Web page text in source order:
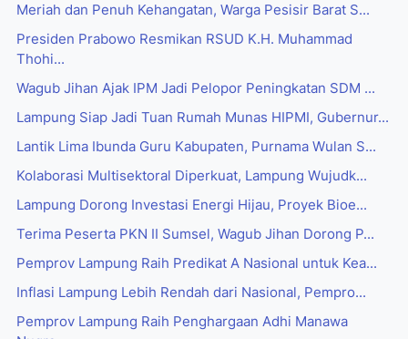
Meriah dan Penuh Kehangatan, Warga Pesisir Barat S...
Presiden Prabowo Resmikan RSUD K.H. Muhammad
Thohi...
Wagub Jihan Ajak IPM Jadi Pelopor Peningkatan SDM ...
Lampung Siap Jadi Tuan Rumah Munas HIPMI, Gubernur...
Lantik Lima Ibunda Guru Kabupaten, Purnama Wulan S...
Kolaborasi Multisektoral Diperkuat, Lampung Wujudk...
Lampung Dorong Investasi Energi Hijau, Proyek Bioe...
Terima Peserta PKN II Sumsel, Wagub Jihan Dorong P...
Pemprov Lampung Raih Predikat A Nasional untuk Kea...
Inflasi Lampung Lebih Rendah dari Nasional, Pempro...
Pemprov Lampung Raih Penghargaan Adhi Manawa